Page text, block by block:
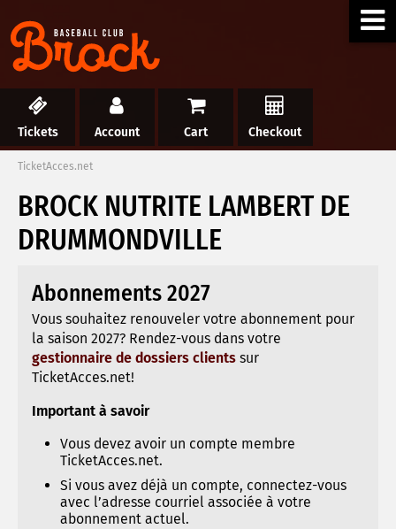
Tickets Account Cart Checkout
TicketAcces.net
BROCK NUTRITE LAMBERT DE
DRUMMONDVILLE
Abonnements 2027
Vous souhaitez renouveler votre abonnement pour
la saison 2027? Rendez-vous dans votre
gestionnaire de dossiers clients sur
TicketAcces.net!
Important à savoir
Vous devez avoir un compte membre
TicketAcces.net.
Si vous avez déjà un compte, connectez-vous
avec l’adresse courriel associée à votre
abonnement actuel.